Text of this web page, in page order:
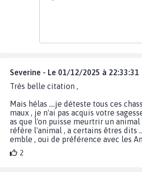
Severine - Le 01/12/2025 à 22:33:31
Très belle citation ,
Mais hélas ....je déteste tous ces
maux , je n'ai pas acquis votre
as que l'on puisse meurtrir un
réfère l'animal , a certains êtres dits
emble , oui de préférence avec les
2